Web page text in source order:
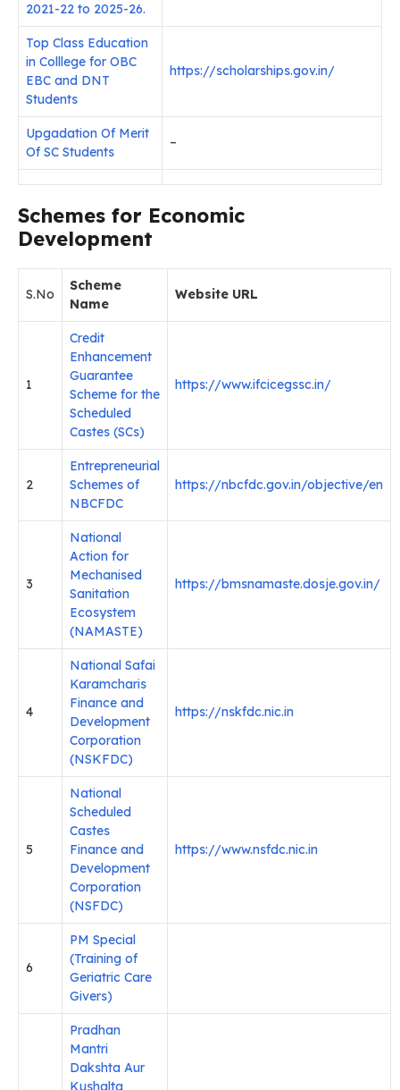
2021-22 to 2025-26.
Top Class Education
in Colllege for OBC
EBC and DNT
Students
https://scholarships.gov.in/
Upgadation Of Merit
Of SC Students
–
Schemes for Economic
Development
S.No
Scheme
Name
Website URL
1
Credit
Enhancement
Guarantee
Scheme for the
Scheduled
Castes (SCs)
https://www.ifcicegssc.in/
2
Entrepreneurial
Schemes of
NBCFDC
https://nbcfdc.gov.in/objective/en
3
National
Action for
Mechanised
Sanitation
Ecosystem
(NAMASTE)
https://bmsnamaste.dosje.gov.in/
4
National Safai
Karamcharis
Finance and
Development
Corporation
(NSKFDC)
https://nskfdc.nic.in
5
National
Scheduled
Castes
Finance and
Development
Corporation
(NSFDC)
https://www.nsfdc.nic.in
6
PM Special
(Training of
Geriatric Care
Givers)
Pradhan
Mantri
Dakshta Aur
Kushalta